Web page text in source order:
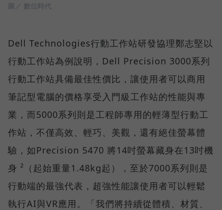
圖／ 數位時代
Dell Technologies行動工作站研發協理鄭志堅以
行動工作站為例說明，Dell Precision 3000系列
行動工作站具備最佳性價比，讓使用者可以商用
筆記型電腦的價格享受入門級工作站的性能與專
業，而5000系列則是工程師專用的輕薄型行動工
作站，不僅高效、輕巧、美觀，還有絕佳螢幕體
驗，如Precision 5470 將14吋螢幕藏身在13吋機
身 ²（起始重量1.48kg起），至於7000系列則是
行動端的最強代表，超強性能讓使用者可以輕鬆
執行AI與VR應用。「我們將持續從體積、材質、